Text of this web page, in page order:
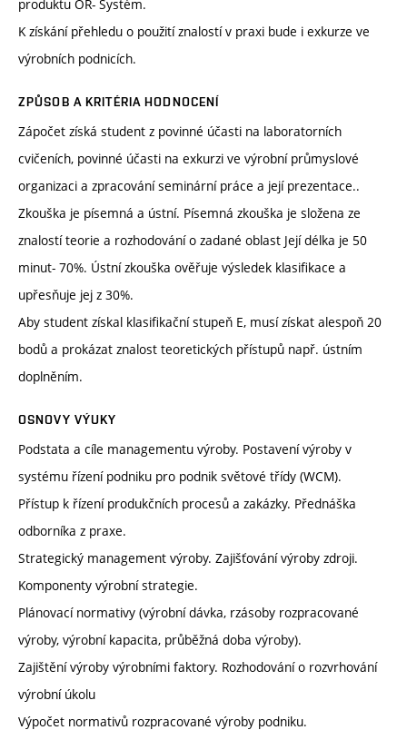
produktu OR- Systém.
K získání přehledu o použití znalostí v praxi bude i exkurze ve
výrobních podnicích.
ZPŮSOB A KRITÉRIA HODNOCENÍ
Zápočet získá student z povinné účasti na laboratorních
cvičeních, povinné účasti na exkurzi ve výrobní průmyslové
organizaci a zpracování seminární práce a její prezentace..
Zkouška je písemná a ústní. Písemná zkouška je složena ze
znalostí teorie a rozhodování o zadané oblast Její délka je 50
minut- 70%. Ústní zkouška ověřuje výsledek klasifikace a
upřesňuje jej z 30%.
Aby student získal klasifikační stupeň E, musí získat alespoň 20
bodů a prokázat znalost teoretických přístupů např. ústním
doplněním.
OSNOVY VÝUKY
Podstata a cíle managementu výroby. Postavení výroby v
systému řízení podniku pro podnik světové třídy (WCM).
Přístup k řízení produkčních procesů a zakázky. Přednáška
odborníka z praxe.
Strategický management výroby. Zajišťování výroby zdroji.
Komponenty výrobní strategie.
Plánovací normativy (výrobní dávka, rzásoby rozpracované
výroby, výrobní kapacita, průběžná doba výroby).
Zajištění výroby výrobními faktory. Rozhodování o rozvrhování
výrobní úkolu
Výpočet normativů rozpracované výroby podniku.